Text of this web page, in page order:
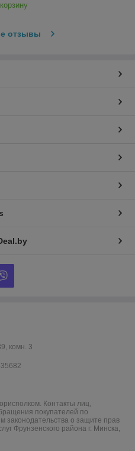
отзывы
комн. 3
Контакты лиц,
покупателей по
законодательства о защите прав
Фрунзенского района г. Минска,